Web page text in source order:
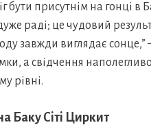
бути присутнім на гонці в
раді; це чудовий
завжди виглядає
а свідчення
рівні.
Баку Сіті Циркит